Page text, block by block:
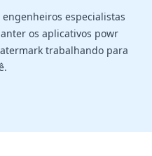
especialistas
os aplicativos powr
trabalhando para